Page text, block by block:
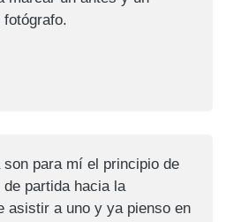
para mí el principio de
partida hacia la
asistir a uno y ya pienso en